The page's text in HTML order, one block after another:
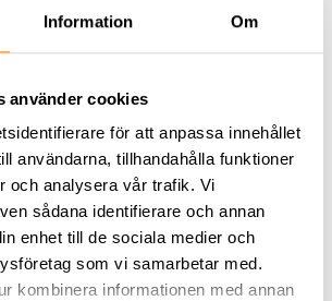
Information Om
använder cookies
för att anpassa innehållet
användarna, tillhandahålla funktioner
och analysera vår trafik. Vi
sådana identifierare och annan
enhet till de sociala medier och
som vi samarbetar med.
kombinera informationen med annan
Prenumerera